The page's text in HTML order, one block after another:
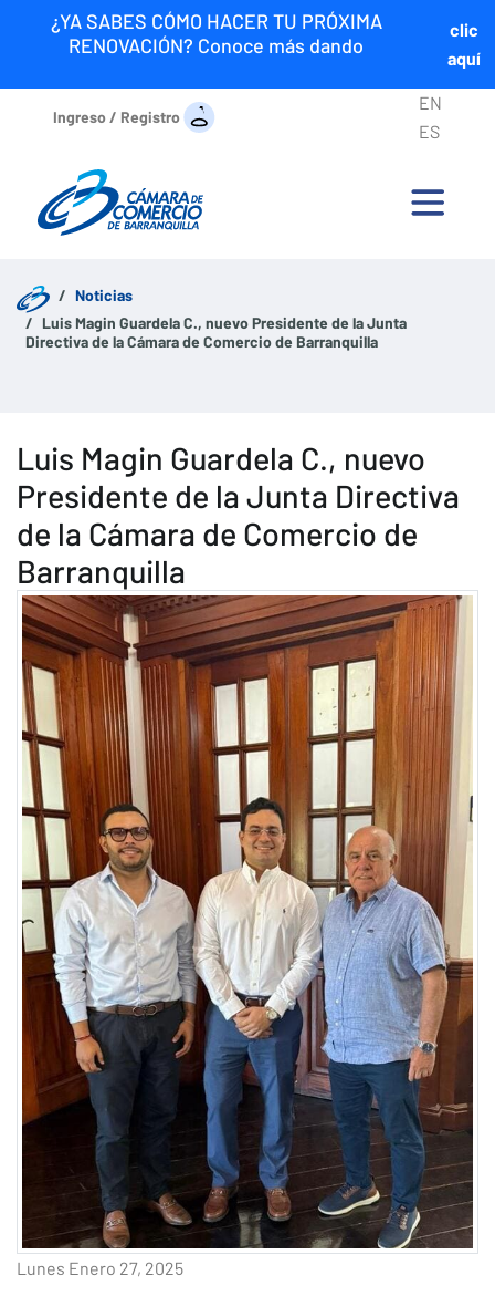
¿YA SABES CÓMO HACER TU PRÓXIMA
RENOVACIÓN? Conoce más dando
clic
aquí
Ingreso / Registro
EN
ES
Noticias
Luis Magin Guardela C., nuevo Presidente de la Junta
Directiva de la Cámara de Comercio de Barranquilla
Luis Magin Guardela C., nuevo
Presidente de la Junta Directiva
de la Cámara de Comercio de
Barranquilla
Lunes Enero 27, 2025